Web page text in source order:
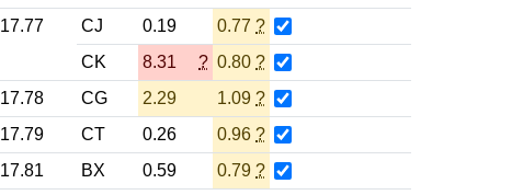
17.77 CJ 0.19 0.77 ?
CK
8.31 ? 0.80 ?
17.78 CG 2.29 1.09 ?
17.79 CT 0.26 0.96 ?
17.81 BX 0.59 0.79 ?